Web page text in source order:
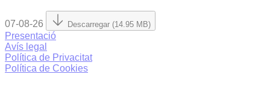
07-08-26 Descarregar (14.95 MB)
Presentació
Avís legal
Política de Privacitat
Política de Cookies